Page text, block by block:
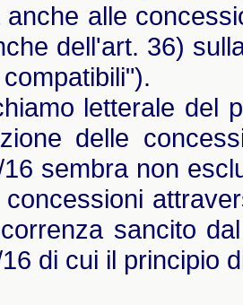
anche alle
dell'art. 36)
letterale del
delle
sembra non
sancito
di cui il principio